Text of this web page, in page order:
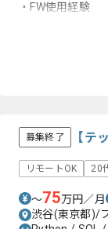
・FW使用経験
募集終了 【テ
リモートOK 20
〜75万円／月
渋谷(東京都)/